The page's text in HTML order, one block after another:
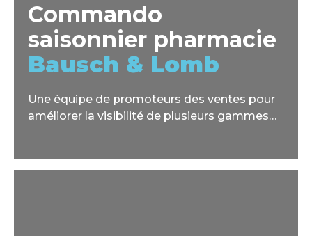
Commando
saisonnier pharmacie
Bausch & Lomb
Une équipe de promoteurs des ventes pour
améliorer la visibilité de plusieurs gammes